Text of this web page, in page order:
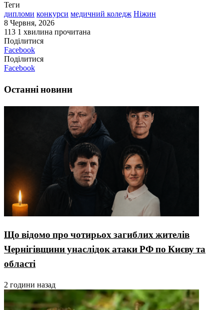
Теги
дипломи конкурси медичний коледж Ніжин
8 Червня, 2026
113 1 хвилина прочитана
Поділитися
Facebook
Поділитися
Facebook
Останні новини
Що відомо про чотирьох загиблих жителів
Чернігівщини унаслідок атаки РФ по Києву та
області
2 години назад